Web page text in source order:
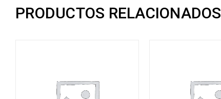
PRODUCTOS RELACIONADOS